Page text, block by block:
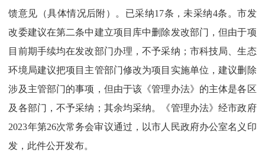
馈意见（具体情况后附）。已采纳17条，未采纳4条。市发
改委建议在第二条中建立项目库中删除发改部门，但由于项
目前期手续均在发改部门办理，不予采纳；市科技局、生态
环境局建议把项目主管部门修改为项目实施单位，建议删除
涉及主管部门的事项，但由于该《管理办法》的主体是各区
及各部门，不予采纳；其余均采纳。《管理办法》经市政府
2023年第26次常务会审议通过，以市人民政府办公室名义印
发，此件公开发布。